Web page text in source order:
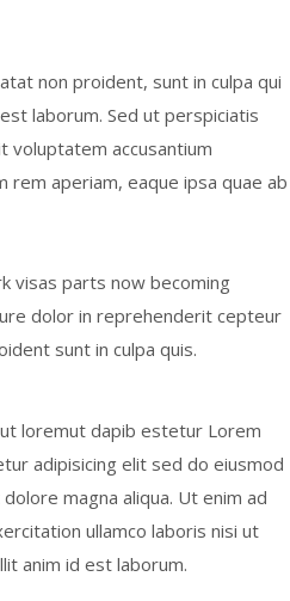
non proident, sunt in culpa qui
laborum. Sed ut perspiciatis
voluptatem accusantium
rem aperiam, eaque ipsa quae ab
visas parts now becoming
dolor in reprehenderit cepteur
sunt in culpa quis.
loremut dapib estetur Lorem
adipisicing elit sed do eiusmod
magna aliqua. Ut enim ad
ullamco laboris nisi ut
anim id est laborum.